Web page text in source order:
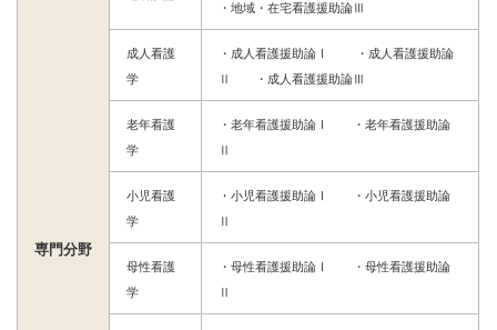
専門分野
・地域・在宅看護援助論Ⅲ
成人看護
学
・成人看護援助論Ⅰ ・成人看護援助論
Ⅱ ・成人看護援助論Ⅲ
老年看護
学
・老年看護援助論Ⅰ ・老年看護援助論
Ⅱ
小児看護
学
・小児看護援助論Ⅰ ・小児看護援助論
Ⅱ
母性看護
学
・母性看護援助論Ⅰ ・母性看護援助論
Ⅱ